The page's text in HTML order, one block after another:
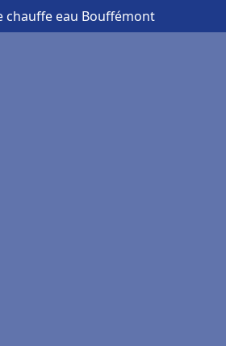
chauffe eau Bouffémont